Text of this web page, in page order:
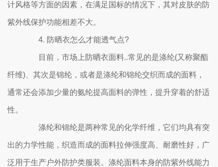
计风格等方面的因素，在满足国标的情况下，其对皮肤的防
紫外线保护功能相差不大。
4. 防晒衣怎么才能透气点?
目前，市场上防晒衣面料..常见的是涤纶(又称聚酯
纤维)、其次是锦纶，或者是涤纶和锦纶交织而成的面料，
通常还会添加少量的氨纶提高面料的弹性，提升穿着的舒适
性。
涤纶和锦纶是两种常见的化学纤维，它们均具有突
出的力学性能，织造而成的面料拉伸强度高、耐磨性好，广
泛用于生产户外防护类服装。涤纶面料本身的防紫外线能力